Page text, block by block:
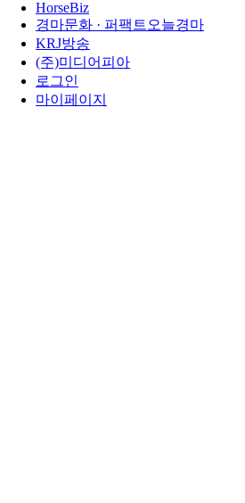
HorseBiz
경마문화 · 퍼팩트오늘경마
KRJ방송
(주)미디어피아
로그인
마이페이지